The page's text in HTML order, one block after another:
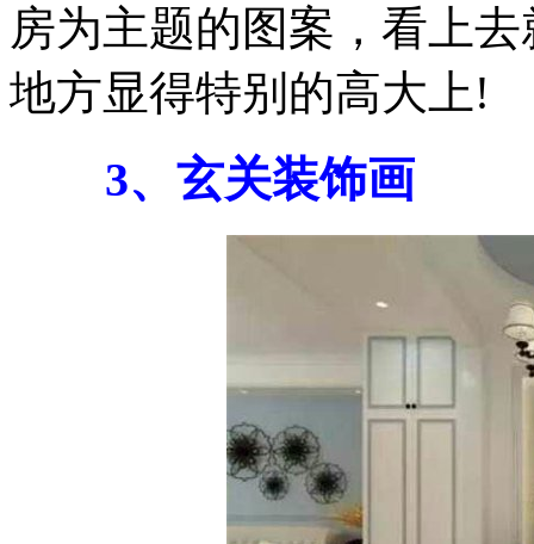
房为主题的图案，看上
地方显得特别的高大上!
3、玄关装饰画